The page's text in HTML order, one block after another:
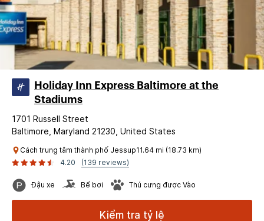
Holiday Inn Express Baltimore at the
Stadiums
1701 Russell Street
Baltimore, Maryland 21230, United States
Cách trung tâm thành phố Jessup11.64 mi (18.73 km)
4.20
(139 reviews)
Đậu xe Bể bơi Thú cưng được Vào
Kiểm tra tỷ lệ